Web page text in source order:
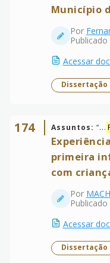
Município
Por
Acessar
Dissertação
174 Assuntos: “...
primeira
com
Por
Acessar
Dissertação